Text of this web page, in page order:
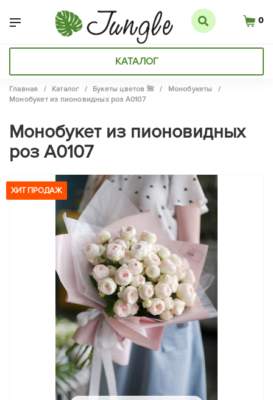
0
КАТАЛОГ
Главная / Каталог / Букеты цветов 🌺 / Монобукеты
/
Монобукет из пионовидных роз А0107
Монобукет из пионовидных
роз А0107
ХИТ ПРОДАЖ